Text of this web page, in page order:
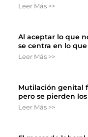
Leer Más >>
Al aceptar lo que
se centra en lo
Leer Más >>
Mutilación genital
pero se pierden
Leer Más >>